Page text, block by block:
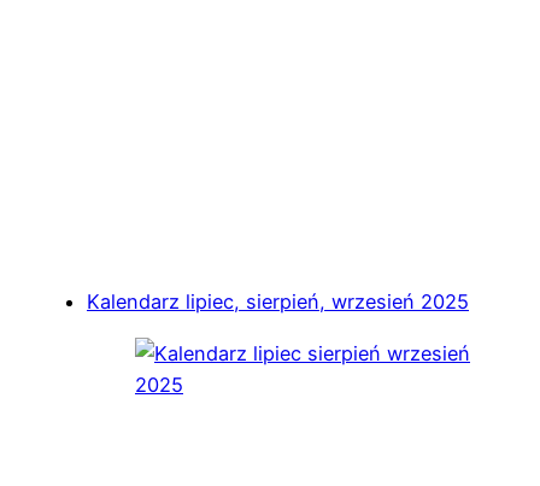
Kalendarz lipiec, sierpień, wrzesień 2025